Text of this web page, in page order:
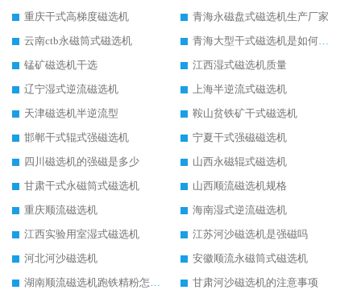
重庆干式高梯度磁选机
青海永磁盘式磁选机生产厂家
云南ctb永磁筒式磁选机
青海大型干式磁选机是如何选矿的
锰矿磁选机干选
江西湿式磁选机质量
辽宁湿式逆流磁选机
上海半逆流式磁选机
天津磁选机半逆流型
鞍山贫铁矿干式磁选机
邯郸干式辊式强磁选机
宁夏干式强磁磁选机
四川磁选机的强磁是多少
山西永磁辊式磁选机
甘肃干式永磁筒式磁选机
山西顺流磁选机规格
重庆顺流磁选机
海南湿式逆流磁选机
江西实验用室湿式磁选机
江苏河沙磁选机是强磁吗
河北河沙磁选机
安徽顺流永磁筒式磁选机
湖南顺流磁选机跑铁精粉怎么处理
甘肃河沙磁选机的注意事项